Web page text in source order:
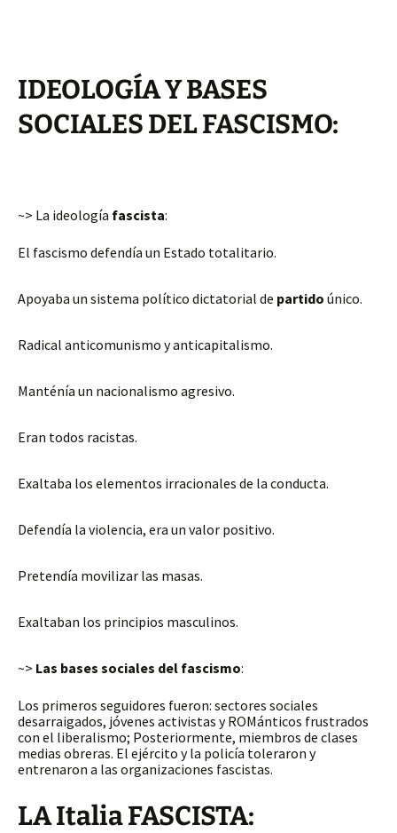
IDEOLOGÍA Y BASES
SOCIALES DEL FASCISMO:
~> La ideología fascista:
El fascismo defendía un Estado totalitario.
Apoyaba un sistema político dictatorial de partido único.
Radical anticomunismo y anticapitalismo.
Manténía un nacionalismo agresivo.
Eran todos racistas.
Exaltaba los elementos irracionales de la conducta.
Defendía la violencia, era un valor positivo.
Pretendía movilizar las masas.
Exaltaban los principios masculinos.
~> Las bases sociales del fascismo:
Los primeros seguidores fueron: sectores sociales
desarraigados, jóvenes activistas y ROMánticos frustrados
con el liberalismo; Posteriormente, miembros de clases
medias obreras. El ejército y la policía toleraron y
entrenaron a las organizaciones fascistas.
LA Italia FASCISTA: